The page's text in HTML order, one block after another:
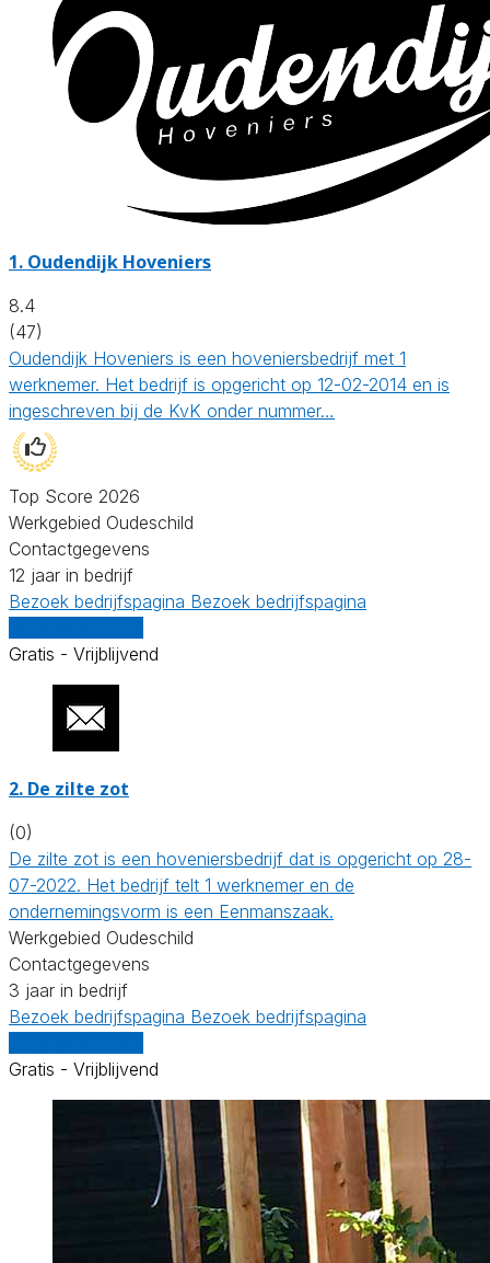
1. Oudendijk Hoveniers
8.4
(47)
Oudendijk Hoveniers is een hoveniersbedrijf met 1
werknemer. Het bedrijf is opgericht op 12-02-2014 en is
ingeschreven bij de KvK onder nummer…
Top Score 2026
Werkgebied Oudeschild
Contactgegevens
12 jaar in bedrijf
Bezoek bedrijfspagina Bezoek bedrijfspagina
Gratis - Vrijblijvend
2. De zilte zot
(0)
De zilte zot is een hoveniersbedrijf dat is opgericht op 28-
07-2022. Het bedrijf telt 1 werknemer en de
ondernemingsvorm is een Eenmanszaak.
Werkgebied Oudeschild
Contactgegevens
3 jaar in bedrijf
Bezoek bedrijfspagina Bezoek bedrijfspagina
Gratis - Vrijblijvend